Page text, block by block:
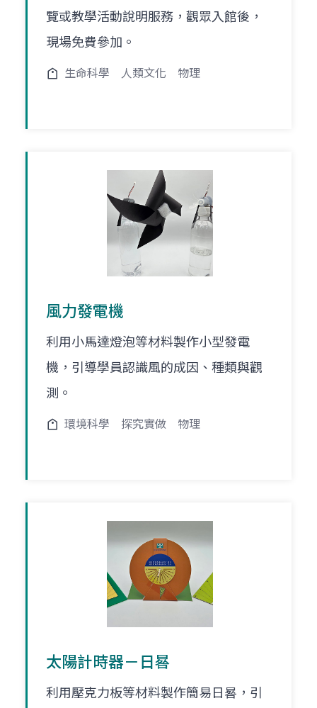
覽或教學活動說明服務，觀眾入館後，
現場免費參加。
生命科學 人類文化 物理
風力發電機
利用小馬達燈泡等材料製作小型發電
機，引導學員認識風的成因、種類與觀
測。
環境科學 探究實做 物理
太陽計時器－日晷
利用壓克力板等材料製作簡易日晷，引